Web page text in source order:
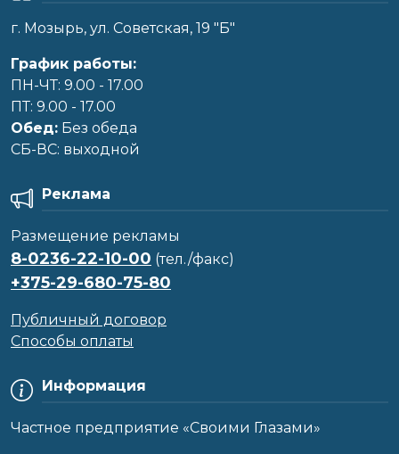
г. Мозырь, ул. Советская, 19 "Б"
График работы:
ПН-ЧТ: 9.00 - 17.00
ПТ: 9.00 - 17.00
Обед: Без обеда
CБ-ВС: выходной
Информация
Частное предприятие «Своими Глазами»
Реклама
Размещение рекламы
8-0236-22-10-00 (тел./факс)
+375-29-680-75-80
Публичный договор
Способы оплаты